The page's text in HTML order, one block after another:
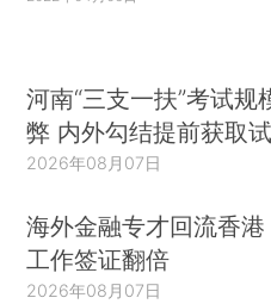
河南“三支一扶”考试规
弊 内外勾结提前获取
2026年08月07日
海外金融专才回流香港
工作签证翻倍
2026年08月07日